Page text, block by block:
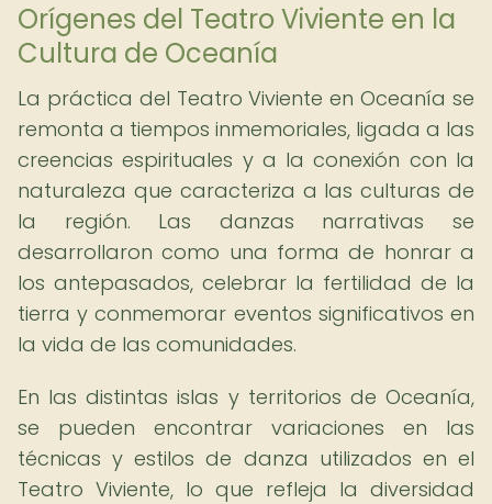
Orígenes del Teatro Viviente en la
Cultura de Oceanía
La práctica del Teatro Viviente en Oceanía se
remonta a tiempos inmemoriales, ligada a las
creencias espirituales y a la conexión con la
naturaleza que caracteriza a las culturas de
la región. Las danzas narrativas se
desarrollaron como una forma de honrar a
los antepasados, celebrar la fertilidad de la
tierra y conmemorar eventos significativos en
la vida de las comunidades.
En las distintas islas y territorios de Oceanía,
se pueden encontrar variaciones en las
técnicas y estilos de danza utilizados en el
Teatro Viviente, lo que refleja la diversidad